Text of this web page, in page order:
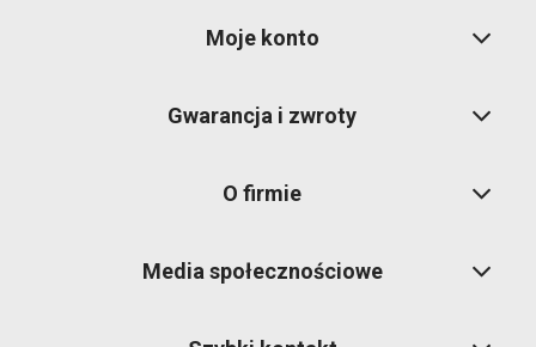
Moje konto
Gwarancja i zwroty
O firmie
Media społecznościowe